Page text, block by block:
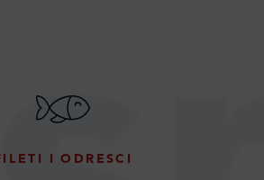
I ODRESCI